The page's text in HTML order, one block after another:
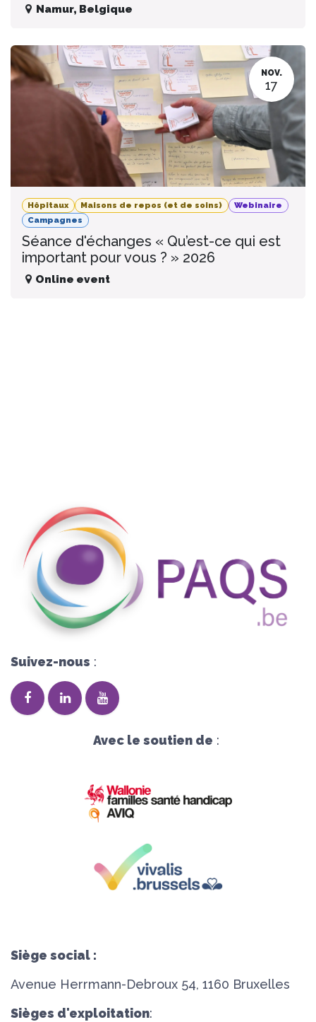
Namur, Belgique
NOV.
17
Hôpitaux Maisons de repos (et de soins)
Webinaire
Campagnes
Séance d'échanges « Qu’est-ce qui est
important pour vous ? » 2026
Online event
Suivez-nous :
Avec le soutien de :
Siège social :
Avenue Herrmann-Debroux 54, 1160 Bruxelles
Sièges d'exploitation: